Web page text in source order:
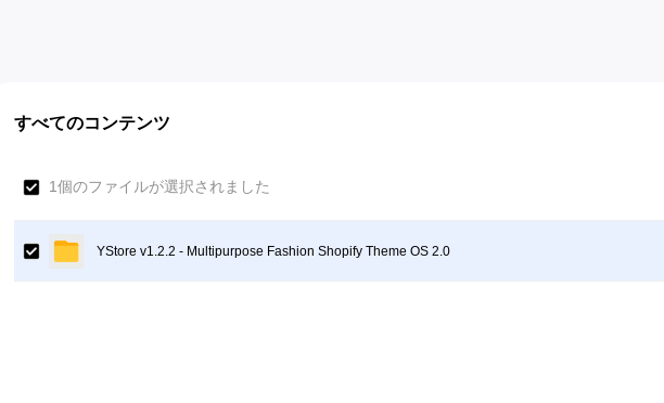
すべてのコンテンツ
1個のファイルが選択されました
YStore v1.2.2 - Multipurpose Fashion Shopify Theme OS 2.0